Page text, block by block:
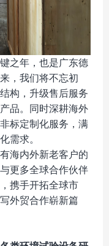
之年，也是广东德
，我们将不忘初
构，升级售后服务
品。同时深耕海外
标定制化服务，满
需求。
海内外新老客户的
更多全球合作伙伴
携手开拓全球市
外贸合作崭新篇